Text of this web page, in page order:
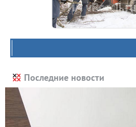
Последние новости